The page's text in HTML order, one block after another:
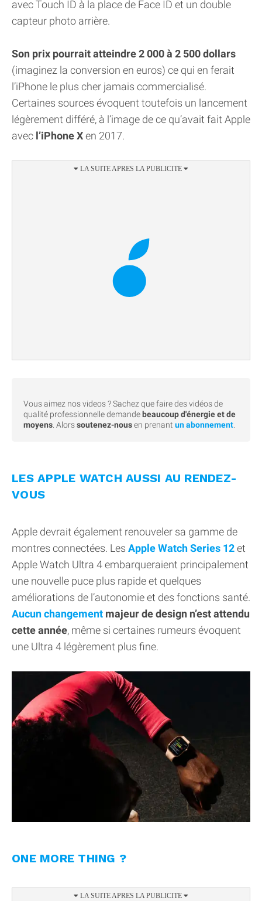
avec Touch ID à la place de Face ID et un double
capteur photo arrière.
Son prix pourrait atteindre 2 000 à 2 500 dollars
(imaginez la conversion en euros) ce qui en ferait
l’iPhone le plus cher jamais commercialisé.
Certaines sources évoquent toutefois un lancement
légèrement différé, à l’image de ce qu’avait fait Apple
avec l’iPhone Xen 2017.
Vous aimez nos videos ? Sachez que faire des vidéos de
qualité professionnelle demande beaucoup d'énergie et de
moyens . Alorssoutenez-nousen prenant un abonnement
LES APPLE WATCH AUSSI AU RENDEZ-
VOUS
Apple devrait également renouveler sa gamme de
montres connectées. Les Apple Watch Series 12et
Apple Watch Ultra 4 embarqueraient principalement
une nouvelle puce plus rapide et quelques
améliorations de l’autonomie et des fonctions santé.
Aucun changement majeur de design n’est attendu
cette année, même si certaines rumeurs évoquent
une Ultra 4 légèrement plus fine.
ONE MORE THING ?